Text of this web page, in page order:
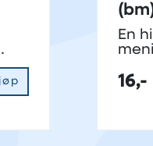
En
16,-